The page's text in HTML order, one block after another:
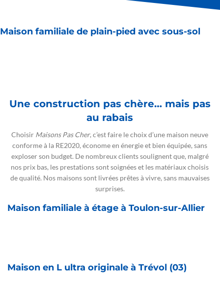
Maison familiale de plain-pied avec sous-sol
Une construction pas chère… mais pas
au rabais
Choisir Maisons Pas Cher, c’est faire le choix d’une maison neuve
conforme à la RE2020, économe en énergie et bien équipée, sans
exploser son budget. De nombreux clients soulignent que, malgré
nos prix bas, les prestations sont soignées et les matériaux choisis
de qualité. Nos maisons sont livrées prêtes à vivre, sans mauvaises
surprises.
Maison familiale à étage à Toulon-sur-Allier
Maison en L ultra originale à Trévol (03)